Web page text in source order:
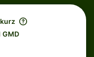
GMD